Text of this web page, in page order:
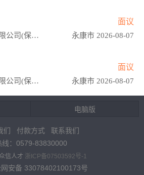
面议
(保温杯) 永康市 2026-08-07
面议
(保温杯) 永康市 2026-08-07
电脑版
们 付款方式
联系我们
线：0579-83830000
信人才 浙ICP备07503592号-1
网安备 33078402100173号